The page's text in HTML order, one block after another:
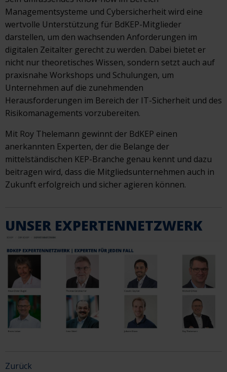
Managementsysteme und Cybersicherheit wird eine
wertvolle Unterstützung für BdKEP-Mitglieder
darstellen, um den wachsenden Anforderungen im
digitalen Zeitalter gerecht zu werden. Dabei bietet er
nicht nur theoretisches Wissen, sondern setzt auch auf
praxisnahe Workshops und Schulungen, um
Unternehmen auf die zunehmenden
Herausforderungen im Bereich der IT-Sicherheit und des
Risikomanagements vorzubereiten.
Mit Roy Thelemann gewinnt der BdKEP einen
anerkannten Experten, der die Belange der
mittelständischen KEP-Branche genau kennt und dazu
beitragen wird, dass die Mitgliedsunternehmen auch in
Zukunft erfolgreich und sicher agieren können.
UNSER EXPERTENNETZWERK
Zurück